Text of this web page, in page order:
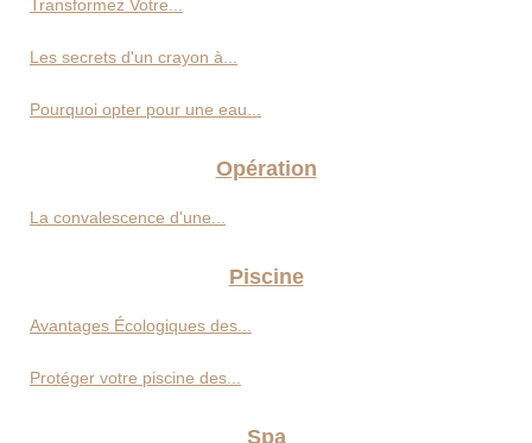
Transformez Votre...
Les secrets d'un crayon à...
Pourquoi opter pour une eau...
Opération
La convalescence d'une...
Piscine
Avantages Écologiques des...
Protéger votre piscine des...
Spa